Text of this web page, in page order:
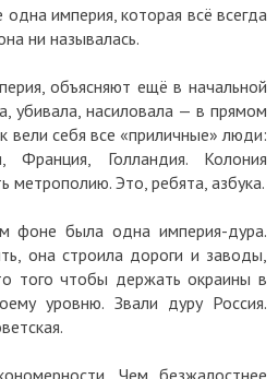
империя, которая всё всегда
ни называлась.
объясняют ещё в начальной
убивала, насиловала — в прямом
вели себя все «приличные» люди:
Франция, Голландия. Колония
метрополию. Это, ребята, азбука.
фоне была одна империя-дура.
она строила дороги и заводы,
того чтобы держать окраины в
уровню. Звали дуру Россия.
Чем безжалостнее